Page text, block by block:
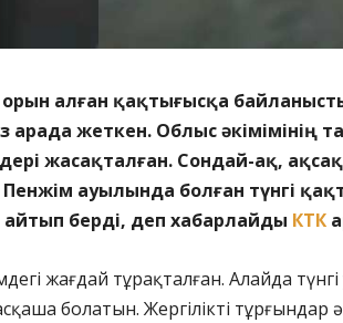
алған қақтығысқа
арада жеткен. Облыс әкімімінің
жасақталған. Сондай-ақ,
ауылында болған түнгі
айтып берді, деп хабарлайды КТК
жағдай тұрақталған. Алайда
болатын. Жергілікті тұрғындар